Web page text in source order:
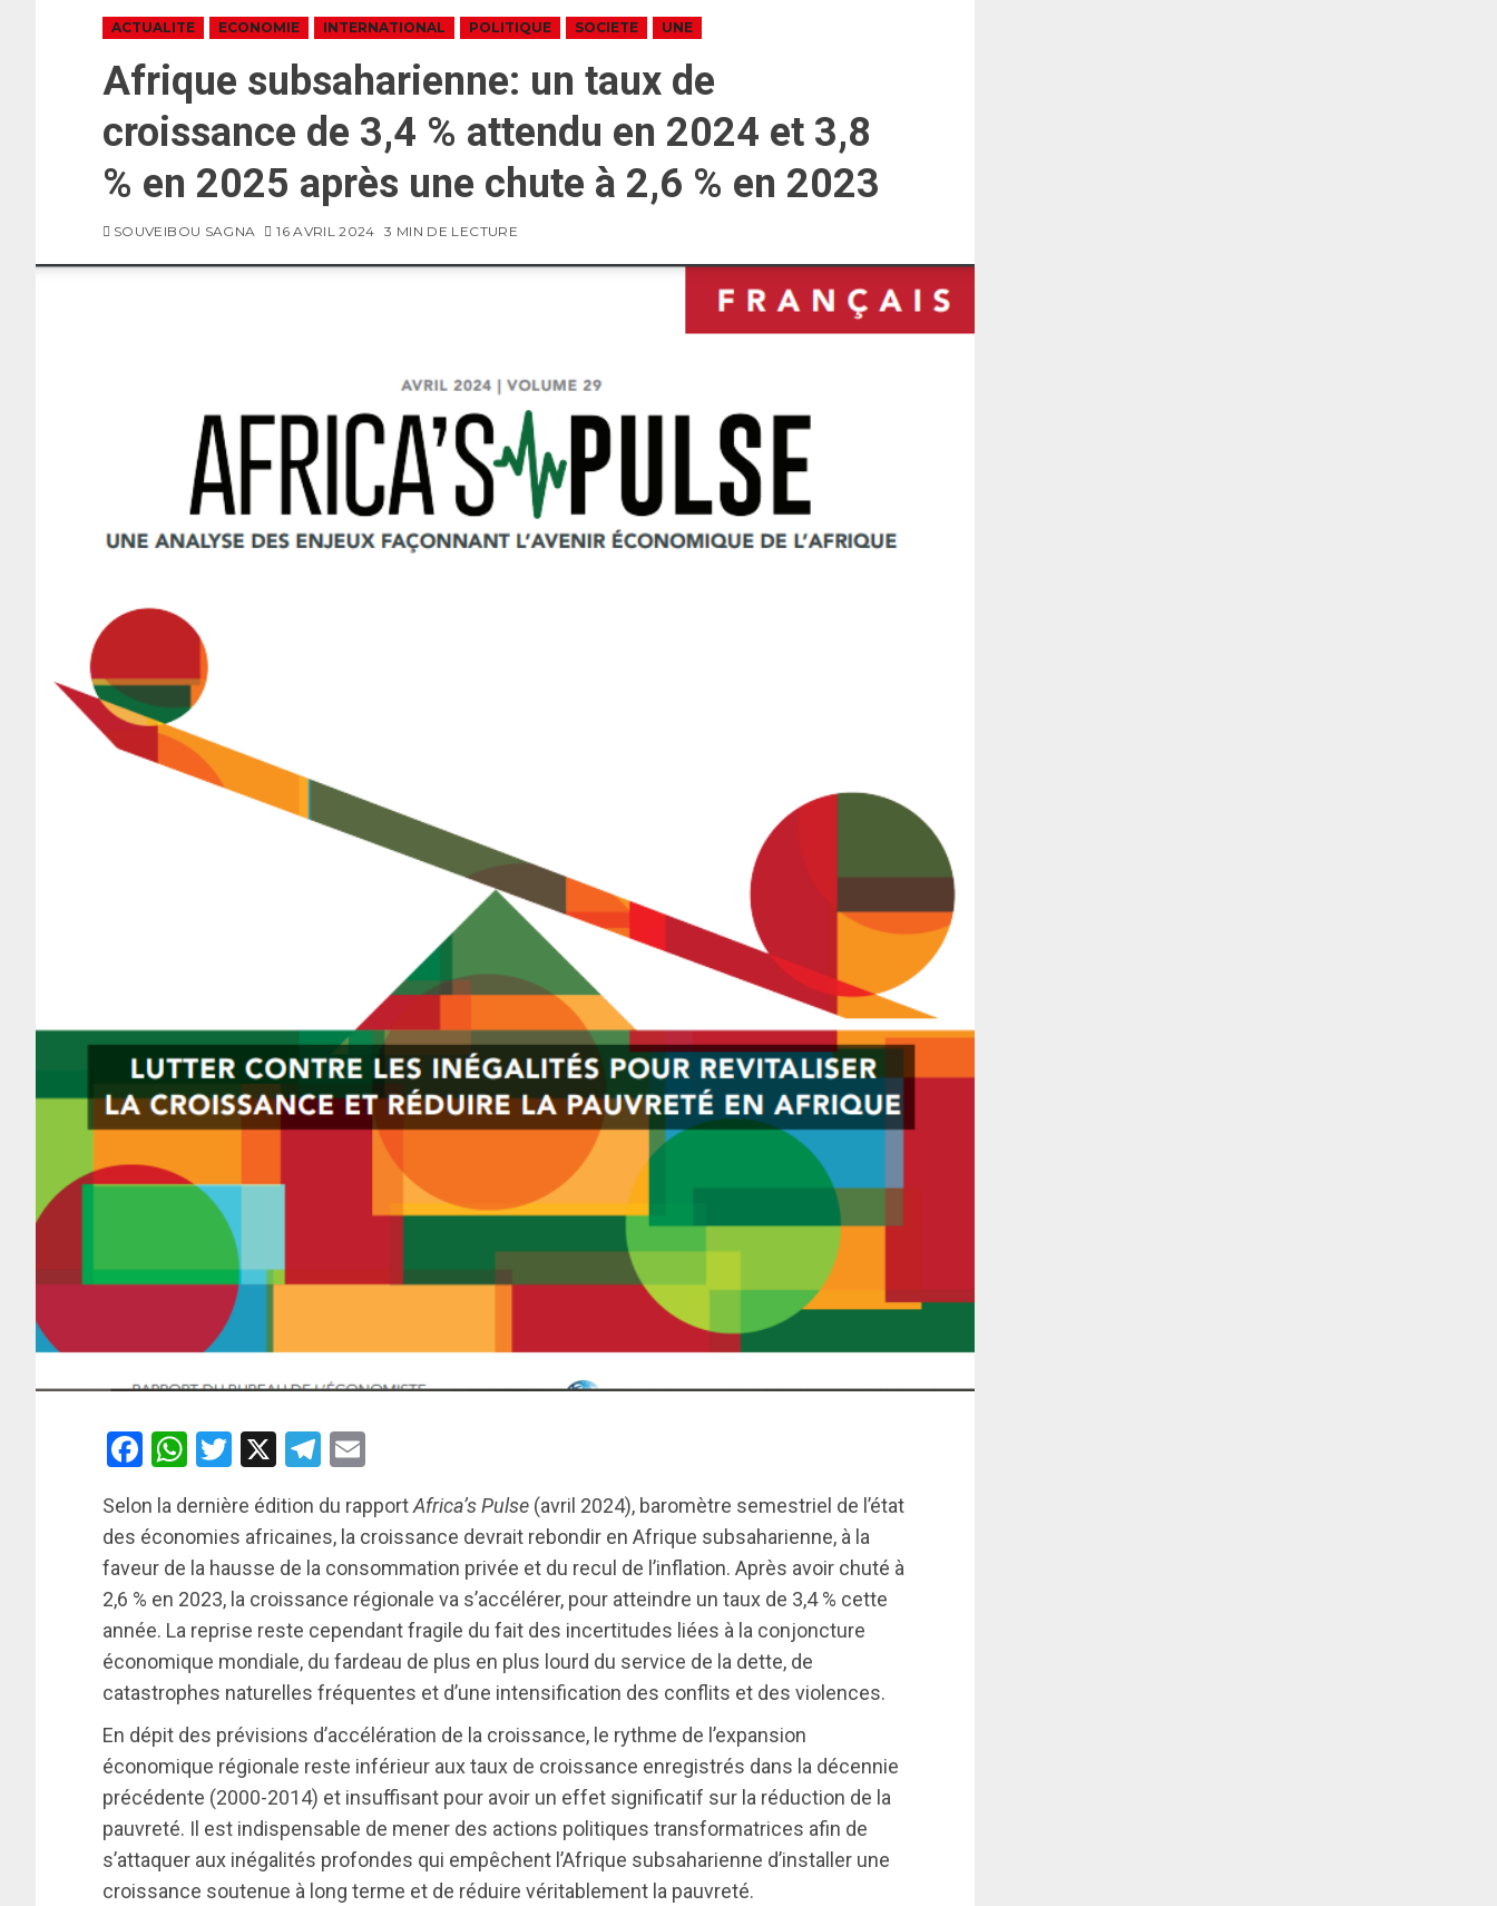
ACTUALITE ECONOMIE INTERNATIONAL POLITIQUE SOCIETE UNE
Afrique subsaharienne: un taux de
croissance de 3,4 % attendu en 2024 et 3,8
% en 2025 après une chute à 2,6 % en 2023
SOUVEIBOU SAGNA 16 AVRIL 2024 3 MIN DE LECTURE
Facebook
WhatsApp
Twitter
X Telegram
Selon la dernière édition du rapportAfrica’s Pulse (avril 2024), baromètre semestriel de l’état
des économies africaines, la croissance devrait rebondir en Afrique subsaharienne, à la
faveur de la hausse de la consommation privée et du recul de l’inflation. Après avoir chuté à
2,6 % en 2023, la croissance régionale va s’accélérer, pour atteindre un taux de 3,4 % cette
année. La reprise reste cependant fragile du fait des incertitudes liées à la conjoncture
économique mondiale, du fardeau de plus en plus lourd du service de la dette, de
catastrophes naturelles fréquentes et d’une intensification des conflits et des violences.
En dépit des prévisions d’accélération de la croissance, le rythme de l’expansion
économique régionale reste inférieur aux taux de croissance enregistrés dans la décennie
précédente (2000-2014) et insuffisant pour avoir un effet significatif sur la réduction de la
pauvreté. Il est indispensable de mener des actions politiques transformatrices afin de
s’attaquer aux inégalités profondes qui empêchent l’Afrique subsaharienne d’installer une
croissance soutenue à long terme et de réduire véritablement la pauvreté.